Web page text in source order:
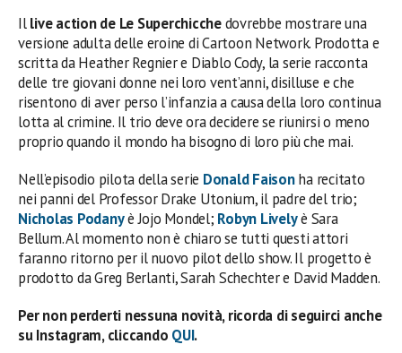
Illive action de Le Superchicchedovrebbe mostrare una
versione adulta delle eroine di Cartoon Network. Prodotta e
scritta da Heather Regnier e Diablo Cody, la serie racconta
delle tre giovani donne nei loro vent’anni, disilluse e che
risentono di aver perso l’infanzia a causa della loro continua
lotta al crimine. Il trio deve ora decidere se riunirsi o meno
proprio quando il mondo ha bisogno di loro più che mai.
Nell’episodio pilota della serie Donald Faisonha recitato
nei panni del Professor Drake Utonium, il padre del trio;
Nicholas Podanyè Jojo Mondel; Robyn Livelyè Sara
Bellum. Al momento non è chiaro se tutti questi attori
faranno ritorno per il nuovo pilot dello show. Il progetto è
prodotto da Greg Berlanti, Sarah Schechter e David Madden.
Per non perderti nessuna novità, ricorda di seguirci anche
su Instagram, cliccando QUI.